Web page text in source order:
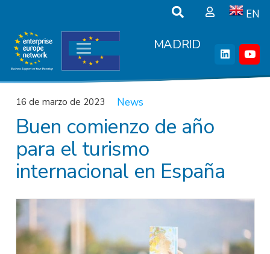
EN
MADRID
16 de marzo de 2023 News
Buen comienzo de año
para el turismo
internacional en España